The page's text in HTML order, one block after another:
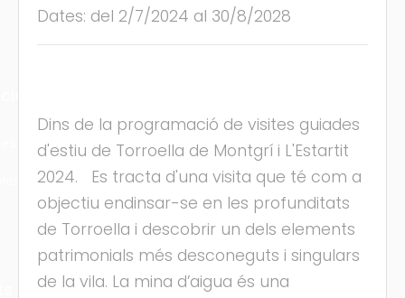
Dates: del 2/7/2024 al 30/8/2028
Dins de la programació de visites guiades
d'estiu de Torroella de Montgrí i L'Estartit
2024. Es tracta d'una visita que té com a
objectiu endinsar-se en les profunditats
de Torroella i descobrir un dels elements
patrimonials més desconeguts i singulars
de la vila. La mina d’aigua és una